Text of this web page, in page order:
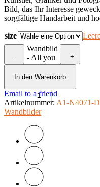
Bild, das Ihr Interesse
sorgfältige Handarbeit und
size
-
Wandbild
- All you
need is
love
+
In den Warenkorb
Email to a friend
Artikelnummer: A1-N4071-
Wandbilder